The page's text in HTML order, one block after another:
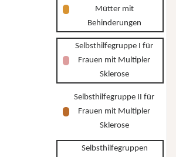
Mütter mit
Behinderungen
Selbsthilfegruppe I für
Frauen mit Multipler
Sklerose
Selbsthilfegruppe II für
Frauen mit Multipler
Sklerose
Selbsthilfegruppen